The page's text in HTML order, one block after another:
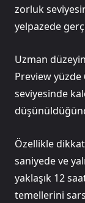
zorluk
yelpazede
Uzman
Preview yüzde
seviyesinde
Özellikle
saniyede ve
yaklaşık 12
temellerini